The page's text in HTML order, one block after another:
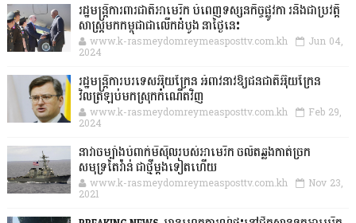
រដ្ឋមន្រ្តីការពារជាតិអាមេរិក បំពេញទស្សនកិច្ចផ្លូវកា រនិងជាប្រវត្តិ
សាស្រ្តមកកម្ពុជាជាលើកដំបូង នាថ្ងៃនេះ
www.k-rasmeydomreymeasposttv.com.kh Jun 04,
2024
រដ្ឋមន្ត្រីការបរទេសអ៊ុយក្រែន អំពាវនាវឱ្យជនជាតិអ៊ុយក្រែន
វិលត្រឡប់មកស្រុកកំណើតវិញ
www.k-rasmeydomreymeasposttv.com.kh Feb 29,
2024
នាវាចម្បាំងបំពាក់មីស៊ីលរបស់អាមេរិក ចល័តឆ្លងកាត់ច្រក
សមុទ្រតៃវ៉ាន់ ជាថ្មីម្តងទៀតហើយ
www.k-rasmeydomreymeasposttv.com.kh Nov 23,
2021